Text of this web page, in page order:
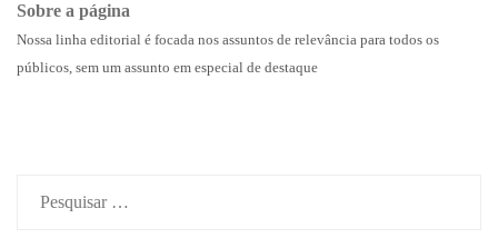
Sobre a página
Nossa linha editorial é focada nos assuntos de relevância para todos os
públicos, sem um assunto em especial de destaque